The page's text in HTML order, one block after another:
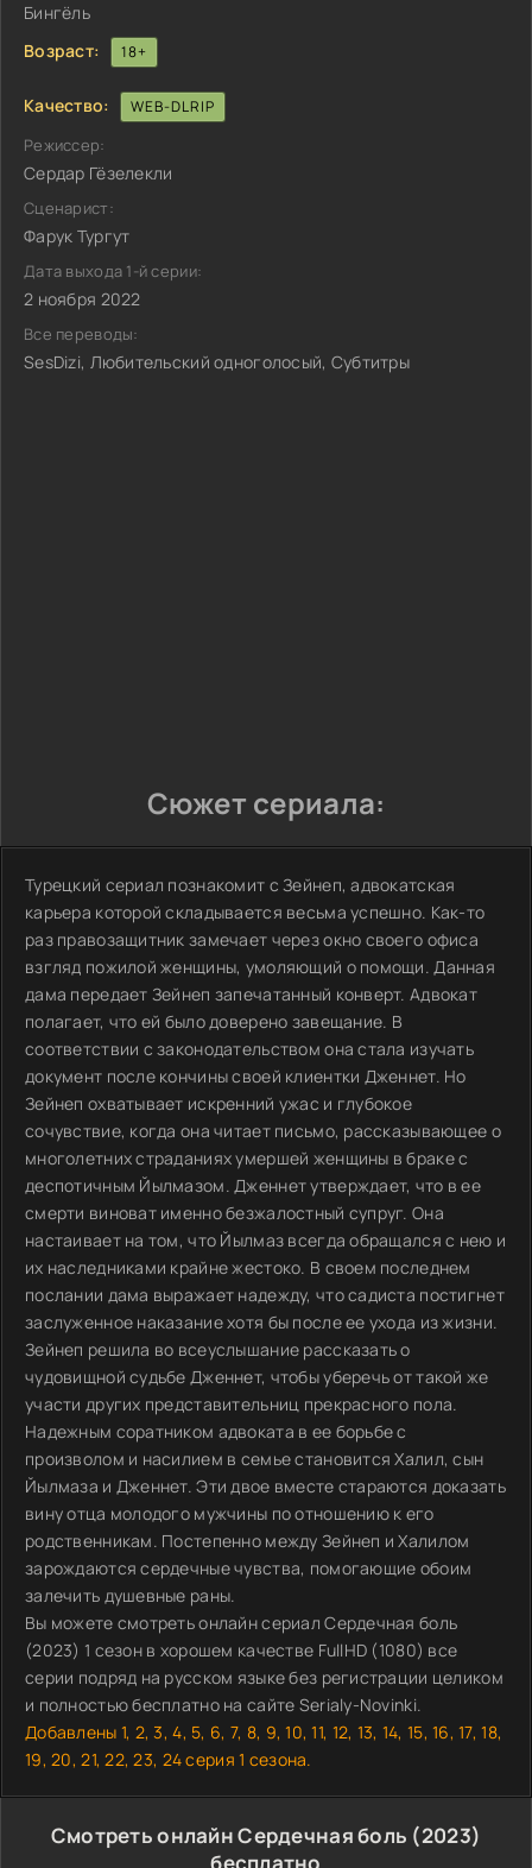
Бингёль
Возраст:
18+
Качество: WEB-DLRIP
Режиссер:
Сердар Гёзелекли
Сценарист:
Фарук Тургут
Дата выхода 1-й серии:
2 ноября 2022
Все переводы:
SesDizi, Любительский одноголосый, Субтитры
Сюжет сериала:
Турецкий сериал познакомит с Зейнеп, адвокатская
карьера которой складывается весьма успешно. Как-то
раз правозащитник замечает через окно своего офиса
взгляд пожилой женщины, умоляющий о помощи. Данная
дама передает Зейнеп запечатанный конверт. Адвокат
полагает, что ей было доверено завещание. В
соответствии с законодательством она стала изучать
документ после кончины своей клиентки Дженнет. Но
Зейнеп охватывает искренний ужас и глубокое
сочувствие, когда она читает письмо, рассказывающее о
многолетних страданиях умершей женщины в браке с
деспотичным Йылмазом. Дженнет утверждает, что в ее
смерти виноват именно безжалостный супруг. Она
настаивает на том, что Йылмаз всегда обращался с нею и
их наследниками крайне жестоко. В своем последнем
послании дама выражает надежду, что садиста постигнет
заслуженное наказание хотя бы после ее ухода из жизни.
Зейнеп решила во всеуслышание рассказать о
чудовищной судьбе Дженнет, чтобы уберечь от такой же
участи других представительниц прекрасного пола.
Надежным соратником адвоката в ее борьбе с
произволом и насилием в семье становится Халил, сын
Йылмаза и Дженнет. Эти двое вместе стараются доказать
вину отца молодого мужчины по отношению к его
родственникам. Постепенно между Зейнеп и Халилом
зарождаются сердечные чувства, помогающие обоим
залечить душевные раны.
Вы можете смотреть онлайн сериал Сердечная боль
(2023) 1 сезон в хорошем качестве FullHD (1080) все
серии подряд на русском языке без регистрации целиком
и полностью бесплатно на сайте Serialy-Novinki.
Добавлены 1, 2, 3, 4, 5, 6, 7, 8, 9, 10, 11, 12, 13, 14, 15, 16, 17, 18,
19, 20, 21, 22, 23, 24 серия 1 сезона.
Смотреть онлайн Сердечная боль (2023)